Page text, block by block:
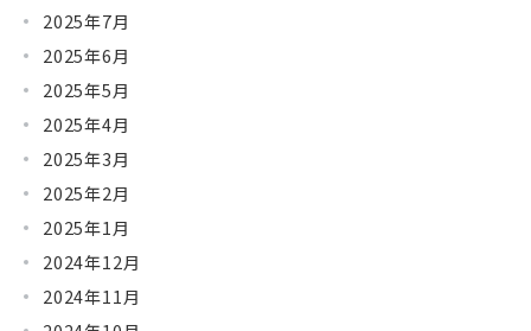
2025年7月
2025年6月
2025年5月
2025年4月
2025年3月
2025年2月
2025年1月
2024年12月
2024年11月